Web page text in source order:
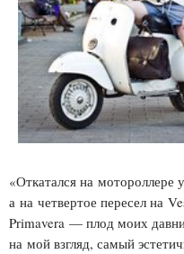
«Откатался на мотороллере
а на четвертое пересел на
Primavera — плод моих
на мой взгляд, самый